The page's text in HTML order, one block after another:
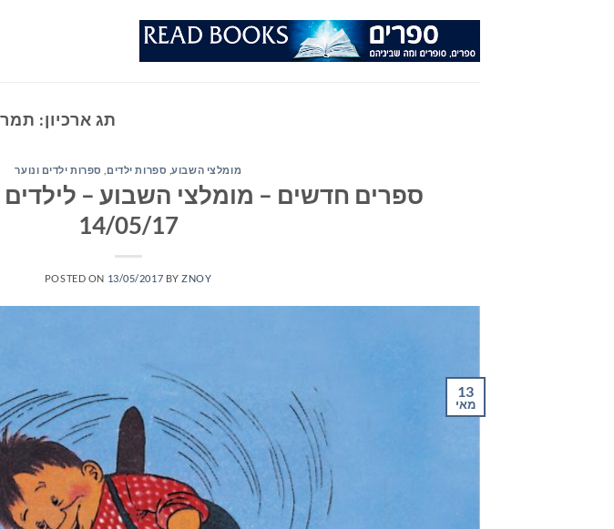
תג ארכיון:
מומלצי השבוע, ספרות ילדים ספרות ילדים ונוער
ספרים חדשים – מומלצי השבוע –
14/05/17
POSTED ON 13/05/2017 BYZNOY
13
מאי